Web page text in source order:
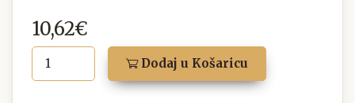
10,62€
Dodaj u Košaricu